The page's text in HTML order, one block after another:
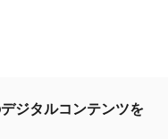
ジタルコンテンツを